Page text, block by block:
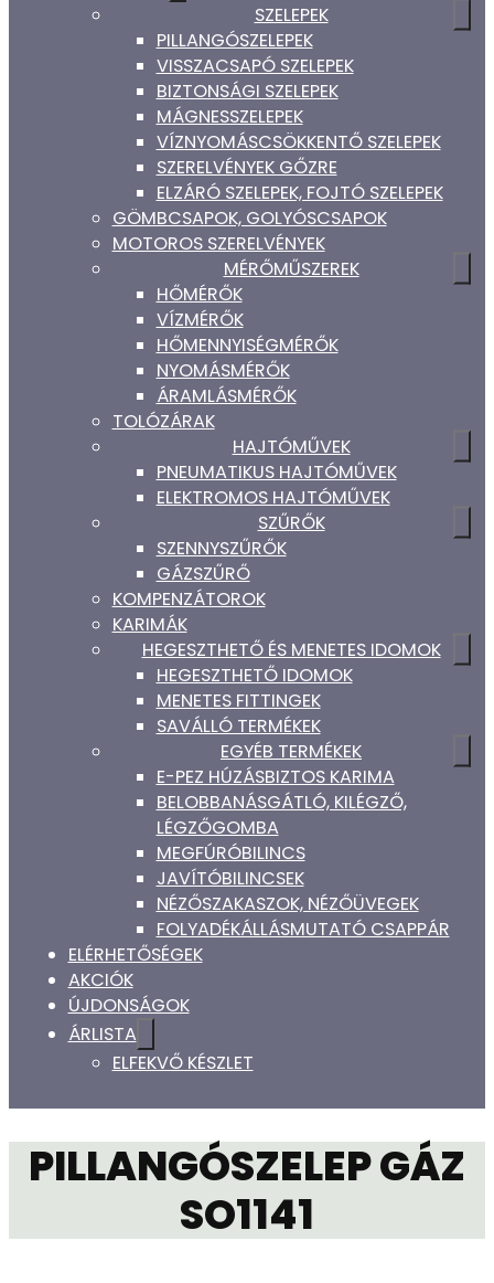
SZELEPEK
PILLANGÓSZELEPEK
VISSZACSAPÓ SZELEPEK
BIZTONSÁGI SZELEPEK
MÁGNESSZELEPEK
VÍZNYOMÁSCSÖKKENTŐ SZELEPEK
SZERELVÉNYEK GŐZRE
ELZÁRÓ SZELEPEK, FOJTÓ SZELEPEK
GÖMBCSAPOK, GOLYÓSCSAPOK
MOTOROS SZERELVÉNYEK
MÉRŐMŰSZEREK
HŐMÉRŐK
VÍZMÉRŐK
HŐMENNYISÉGMÉRŐK
NYOMÁSMÉRŐK
ÁRAMLÁSMÉRŐK
TOLÓZÁRAK
HAJTÓMŰVEK
PNEUMATIKUS HAJTÓMŰVEK
ELEKTROMOS HAJTÓMŰVEK
SZŰRŐK
SZENNYSZŰRŐK
GÁZSZŰRŐ
KOMPENZÁTOROK
KARIMÁK
HEGESZTHETŐ ÉS MENETES IDOMOK
HEGESZTHETŐ IDOMOK
MENETES FITTINGEK
SAVÁLLÓ TERMÉKEK
EGYÉB TERMÉKEK
E-PEZ HÚZÁSBIZTOS KARIMA
BELOBBANÁSGÁTLÓ, KILÉGZŐ,
LÉGZŐGOMBA
MEGFÚRÓBILINCS
JAVÍTÓBILINCSEK
NÉZŐSZAKASZOK, NÉZŐÜVEGEK
FOLYADÉKÁLLÁSMUTATÓ CSAPPÁR
ELÉRHETŐSÉGEK
AKCIÓK
ÚJDONSÁGOK
ÁRLISTA
ELFEKVŐ KÉSZLET
PILLANGÓSZELEP GÁZ
SO1141